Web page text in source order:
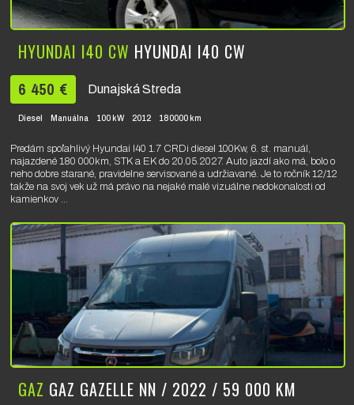
HYUNDAI I40 CW HYUNDAI I40 CW
6 450 € Dunajská Streda
Diesel Manuálna 100 kW 2012 180000 km
Predám spoľahlivý Hyundai I40 1.7 CRDi diesel 100Kw, 6. st. manuál,
najazdené 180 000km, STK a EK do 20.05.2027. Auto jazdí ako má, bolo o
neho dobre starané, pravidelne servisované a udržiavané. Je to ročník 12/12
takže na svoj vek už má právo na nejaké malé vizuálne nedokonalosti od
kamienkov ...
GAZ GAZ GAZELLE NN / 2022 / 59 000 KM